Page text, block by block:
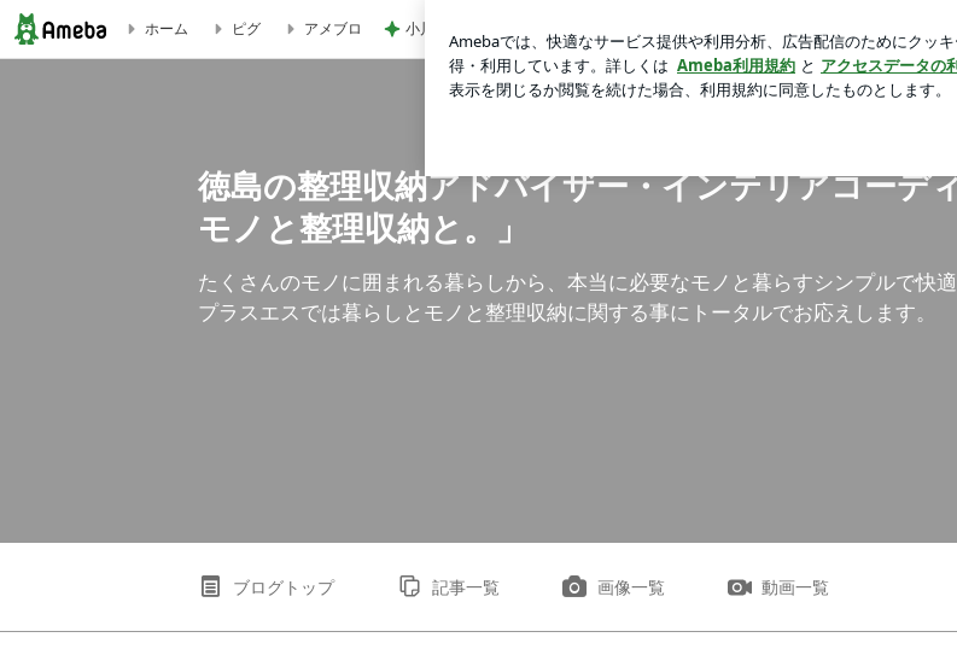
やっぱり、対面でのセミナーは嬉しいのです！ | 徳島の整理収納アドバイザー・インテリアコーディネーター
ホーム ピグ アメブロ 小川菜摘 作った焼かないお好み焼き
徳島の整理収納アドバイザー・インテリアコーデ
モノと整理収納と。」
たくさんのモノに囲まれる暮らしから、本当に必要なモノと暮らすシンプルで快適
プラスエスでは暮らしとモノと整理収納に関する事にトータルでお応えします。
ブログトップ 記事一覧 画像一覧 動画一覧